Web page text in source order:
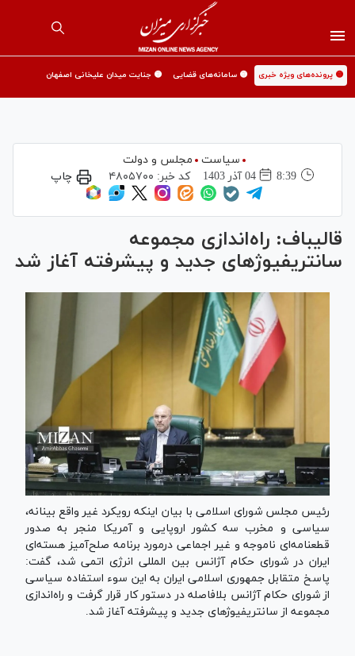
🟡 پرونده‌های ویژه خبری 🟡 سامانه‌های قضایی 🟡 جنایت میدان علیخانی اصفهان
سیاست
مجلس و دولت
8:39
04 آذر 1403 کد خبر: ۴۸۰۵۷۰۰ چاپ
قالیباف: راه‌اندازی مجموعه
سانتریفیوژ‌های جدید و پیشرفته آغاز شد
رئیس مجلس شورای اسلامی با بیان اینکه رویکرد غیر واقع بینانه،
سیاسی و مخرب سه کشور اروپایی و آمریکا منجر به صدور
قطعنامه‌ای ناموجه و غیر اجماعی درمورد برنامه صلح‌آمیز هسته‌ای
ایران در شورای حکام آژانس بین المللی انرژی اتمی شد، گفت:
پاسخ متقابل جمهوری اسلامی ایران به این سوء استفاده سیاسی
از شورای حکام آژانس بلافاصله در دستور کار قرار گرفت و راه‌اندازی
مجموعه از سانتریفیوژ‌های جدید و پیشرفته آغاز شد.